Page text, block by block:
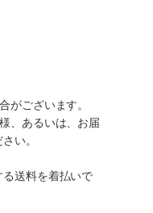
がございます。
、あるいは、お届
い。
送料を着払いで